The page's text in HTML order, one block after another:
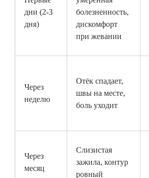
дни (2-3
дня)
болезненность,
дискомфорт
при жевании
Через
неделю
Отёк спадает,
швы на месте,
боль уходит
Через
месяц
Слизистая
зажила, контур
ровный